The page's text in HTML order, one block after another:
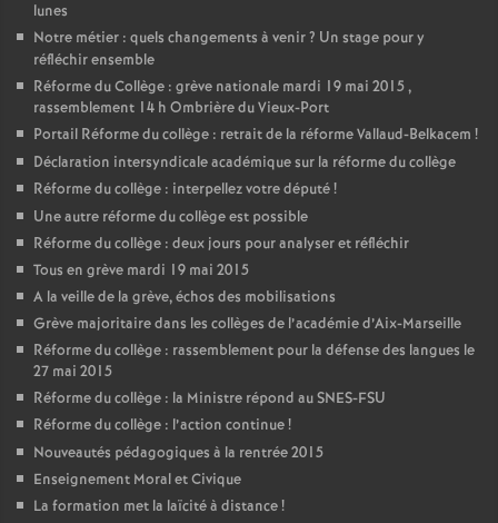
lunes
Notre métier : quels changements à venir? Un stage pour y
réfléchir ensemble
Réforme du Collège : grève nationale mardi 19 mai 2015 ,
rassemblement 14 h Ombrière du Vieux-Port
Portail Réforme du collège : retrait de la réforme Vallaud-Belkacem !
Déclaration intersyndicale académique sur la réforme du collège
Réforme du collège : interpellez votre député!
Une autre réforme du collège est possible
Réforme du collège : deux jours pour analyser et réfléchir
Tous en grève mardi 19 mai 2015
A la veille de la grève, échos des mobilisations
Grève majoritaire dans les collèges de l’académie d’Aix-Marseille
Réforme du collège : rassemblement pour la défense des langues le
27 mai 2015
Réforme du collège : la Ministre répond au SNES-FSU
Réforme du collège : l’action continue!
Nouveautés pédagogiques à la rentrée 2015
Enseignement Moral et Civique
La formation met la laïcité à distance!